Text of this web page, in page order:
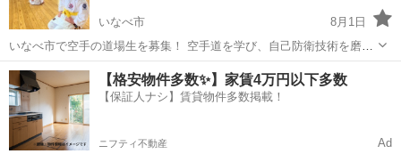
いなべ市
8月1日
いなべ市で空手の道場生を募集！ 空手道を学び、自己防衛技術を磨
き、 心身を鍛えるための道場に、新たなる仲間を求めています。 無料
体験実施中 要事前連絡願います。 少人数ですが、組手と形を練習して
います。 伝統...
三重 いなべ市 その他 空手道
【格安物件多数✨】家賃4万円以下多数
【保証人ナシ】賃貸物件多数掲載！
ニフティ不動産 Ad